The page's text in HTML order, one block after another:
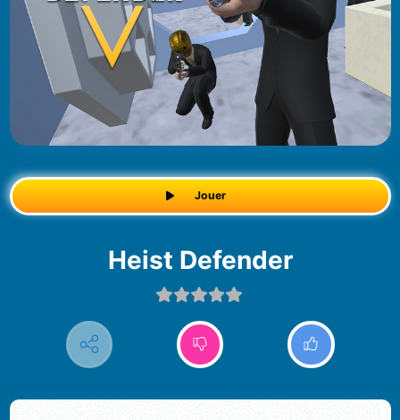
Jouer
Heist Defender